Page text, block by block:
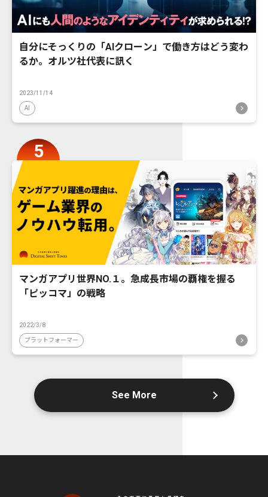
自分にそっくりの「AIクローン」で働き方はどう変わ
るか。オルツ社代表に訊く
2023/11/14
AI
マンガアプリ世界NO.１。急成長市場の覇権を握る
「ピッコマ」の戦略
2022/3/8
プラットフォーマー
See More